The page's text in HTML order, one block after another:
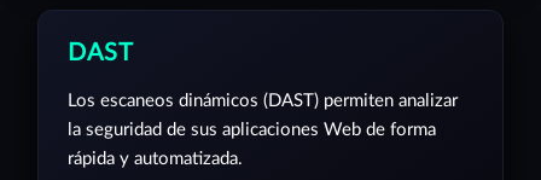
DAST
Los escaneos dinámicos (DAST) permiten analizar
la seguridad de sus aplicaciones Web de forma
rápida y automatizada.